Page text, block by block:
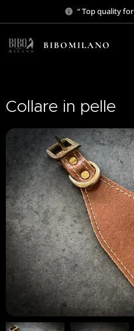
“ Top quality
BIBOMILANO
Collare in pelle